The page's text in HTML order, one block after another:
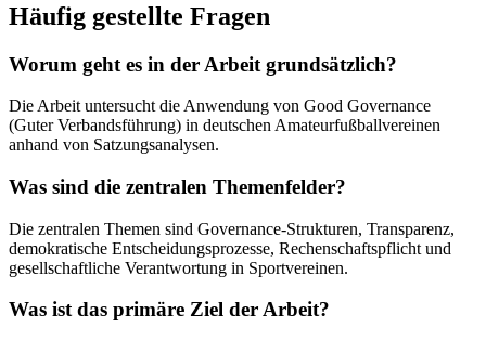
Häufig gestellte Fragen
Worum geht es in der Arbeit grundsätzlich?
Die Arbeit untersucht die Anwendung von Good Governance
(Guter Verbandsführung) in deutschen Amateurfußballvereinen
anhand von Satzungsanalysen.
Was sind die zentralen Themenfelder?
Die zentralen Themen sind Governance-Strukturen, Transparenz,
demokratische Entscheidungsprozesse, Rechenschaftspflicht und
gesellschaftliche Verantwortung in Sportvereinen.
Was ist das primäre Ziel der Arbeit?